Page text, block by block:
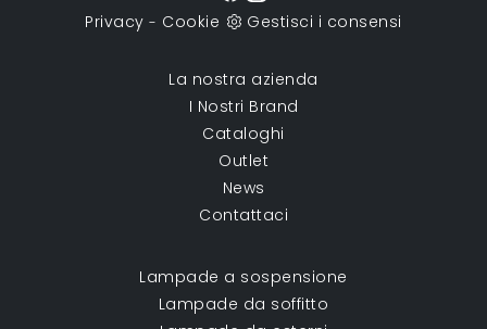
Privacy - Cookie Gestisci i consensi
La nostra azienda
I Nostri Brand
Cataloghi
Outlet
News
Contattaci
Lampade a sospensione
Lampade da soffitto